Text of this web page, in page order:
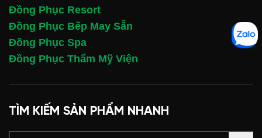
Đồng Phục Resort
Đồng Phục Bếp May Sẵn
Đồng Phục Spa
Đồng Phục Thẩm Mỹ Viện
TÌM KIẾM SẢN PHẨM NHANH